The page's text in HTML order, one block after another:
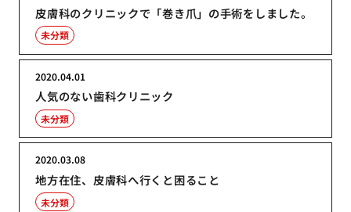
皮膚科のクリニックで「巻き爪」の手術をしました。
未分類
人気のない歯科クリニック
2020.04.01
未分類
地方在住、皮膚科へ行くと困ること
2020.03.08
未分類